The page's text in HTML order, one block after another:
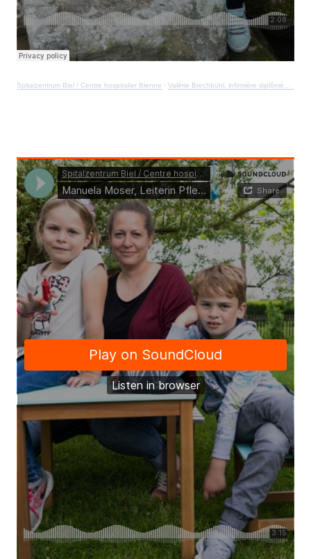
Spitalzentrum Biel / Centre hospitalier Bienne · Valérie Brechbühl, infirmière diplômée en médecine interne